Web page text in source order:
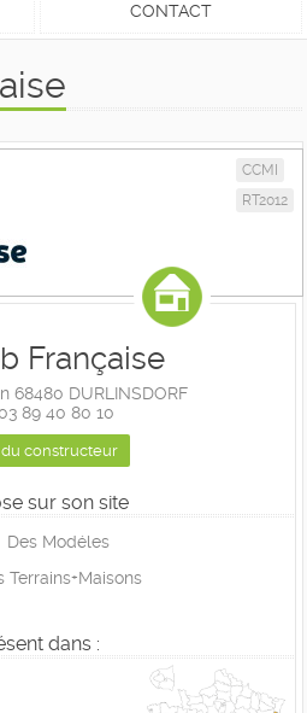
CONTACT
CCMI
RT2012
Française
68480 DURLINSDORF
89 40 80 10
constructeur
sur son site
Des Modéles
Terrains+Maisons
dans :